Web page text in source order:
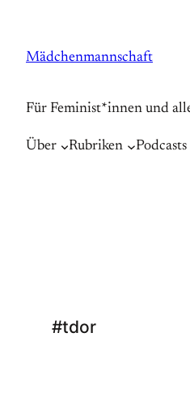
springen
Mädchenmannschaft
Für Feminist*innen und
Über Rubriken Podcasts
#tdor